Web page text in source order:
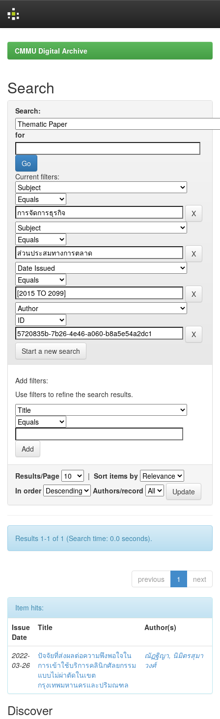
navigationCMMU Digital Archive
Search
Search:
for
Current filters:
Start a new search
Add filters:
Use filters to refine the search results.
Results/Page | Sort items by
In order
Authors/record
Results 1-1 of 1 (Search time: 0.0 seconds).
previous 1 next
Item hits:
Issue
Date
Title Author(s)
2022-
03-26
ปัจจัยที่ส่งผลต่อความพึงพอใจใน
การเข้าใช้บริการคลินิกศัลยกรรม
แบบไม่ผ่าตัดในเขต
กรุงเทพมหานครและปริมณฑล
ณัฏฐิญา, นิมิตรสุมา
วงศ์
Discover